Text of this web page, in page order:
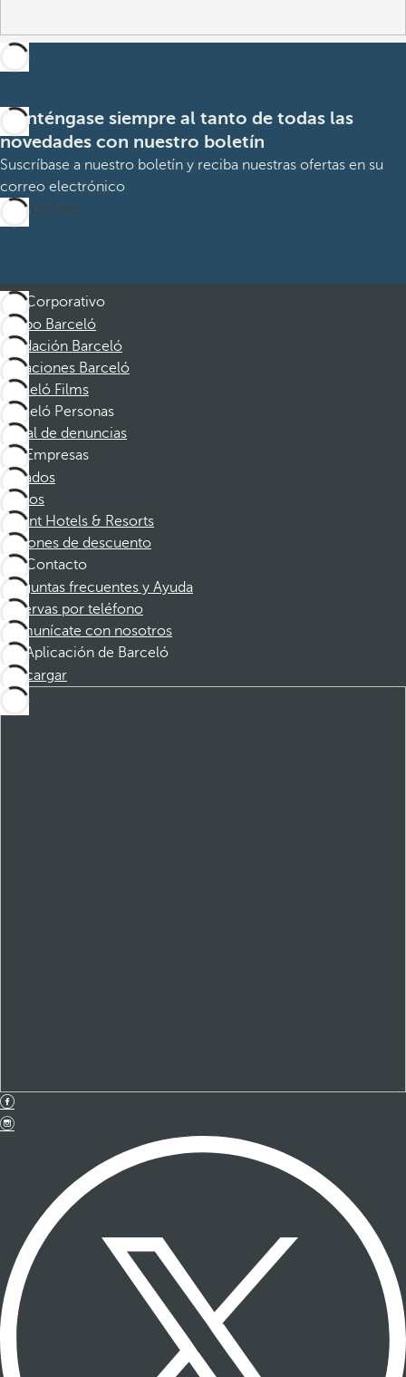
Manténgase siempre al tanto de todas las
novedades con nuestro boletín
Suscríbase a nuestro boletín y reciba nuestras ofertas en su
correo electrónico
Suscribirme
Corporativo
Grupo Barceló
Fundación Barceló
Vacaciones Barceló
Barceló Films
Barceló Personas
Canal de denuncias
Empresas
Afiliados
Socios
Dorint Hotels & Resorts
Cupones de descuento
Contacto
Preguntas frecuentes y Ayuda
Reservas por teléfono
Comunícate con nosotros
Aplicación de Barceló
Descargar